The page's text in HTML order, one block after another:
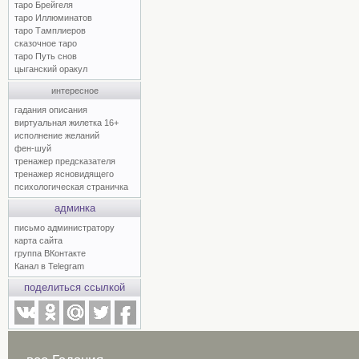
таро Брейгеля
таро Иллюминатов
таро Тамплиеров
сказочное таро
таро Путь снов
цыганский оракул
интересное
гадания описания
виртуальная жилетка 16+
исполнение желаний
фен-шуй
тренажер предсказателя
тренажер ясновидящего
психологическая страничка
админка
письмо администратору
карта сайта
группа ВКонтакте
Канал в Telegram
поделиться ссылкой